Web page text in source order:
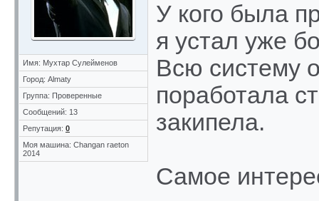
Имя: Мухтар Сулейменов
Город: Almaty
Группа: Проверенные
Сообщений: 13
Репутация: 0
Моя машина: Changan raeton
2014
У кого была
я устал уже
Всю систему
поработала
закипела.
Самое